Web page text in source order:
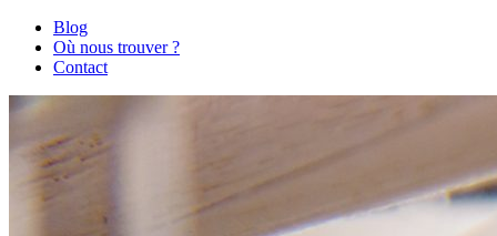
Blog
Où nous trouver ?
Contact